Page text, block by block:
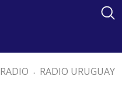
RADIO . RADIO URUGUAY